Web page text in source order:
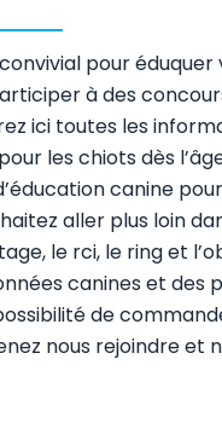
pour
à des
ici toutes les
les chiots dès
canine
aller plus loin
le rci, le ring et
canines et
de
nous rejoindre et